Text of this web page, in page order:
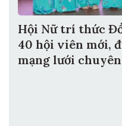
Hội Nữ trí thức
40 hội viên mới,
mạng lưới